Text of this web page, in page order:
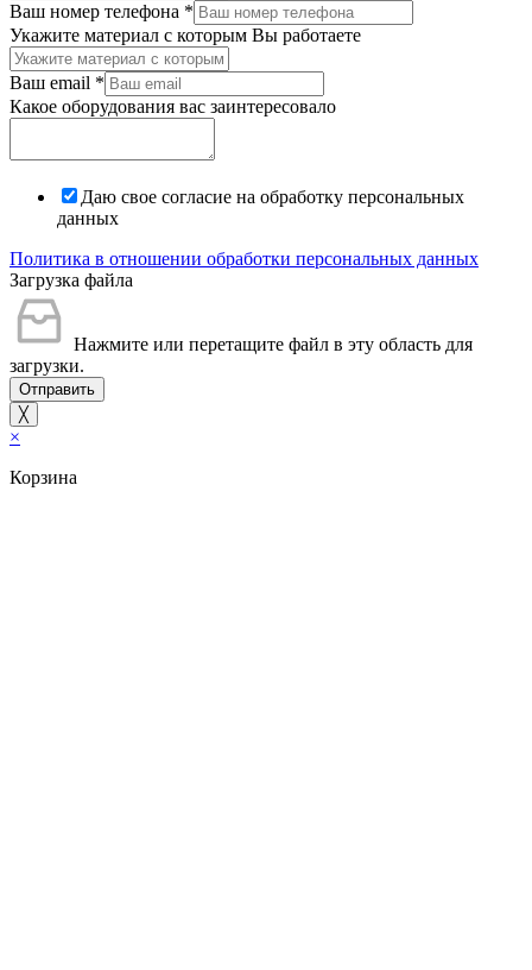
Ваш номер телефона *
Укажите материал с которым Вы работаете
Ваш email *
Какое оборудования вас заинтересовало
Даю свое согласие на обработку персональных
данных
Политика в отношении обработки персональных данных
Загрузка файла
Нажмите или перетащите файл в эту область для
загрузки.
Отправить
╳
×
Корзина